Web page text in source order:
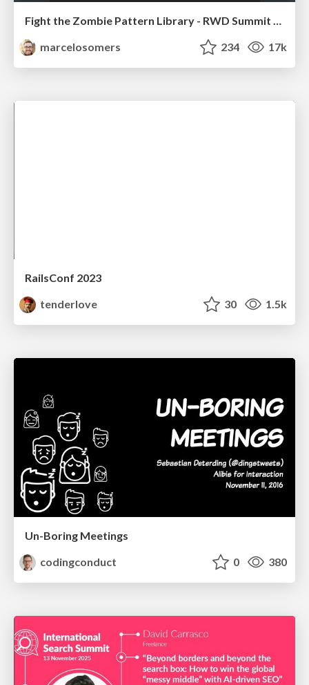
Fight the Zombie Pattern Library - RWD Summit 2016
marcelosomers
234 17k
RailsConf 2023
tenderlove
30 1.5k
Un-Boring Meetings
codingconduct
0 380